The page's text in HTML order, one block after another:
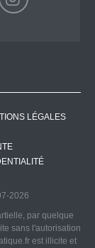
LÉGALES
2026
par quelque
sans l'autorisation
est illicite et